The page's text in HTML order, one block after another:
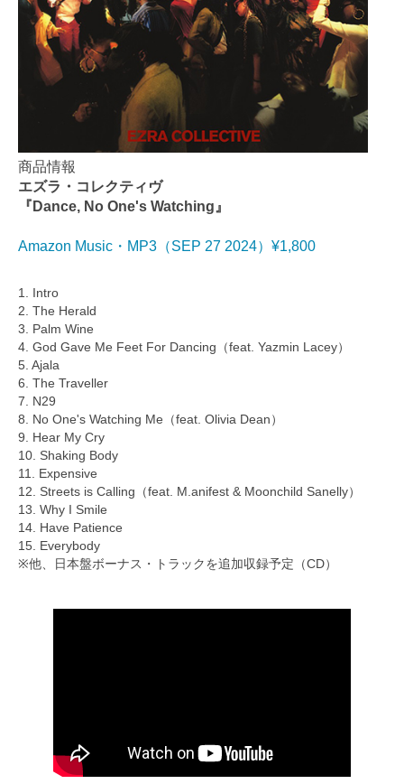
商品情報
エズラ・コレクティヴ
『Dance, No One's Watching』
Amazon Music・MP3（SEP 27 2024）¥1,800
1. Intro
2. The Herald
3. Palm Wine
4. God Gave Me Feet For Dancing（feat. Yazmin Lacey）
5. Ajala
6. The Traveller
7. N29
8. No One's Watching Me（feat. Olivia Dean）
9. Hear My Cry
10. Shaking Body
11. Expensive
12. Streets is Calling（feat. M.anifest & Moonchild Sanelly）
13. Why I Smile
14. Have Patience
15. Everybody
※他、日本盤ボーナス・トラックを追加収録予定（CD）